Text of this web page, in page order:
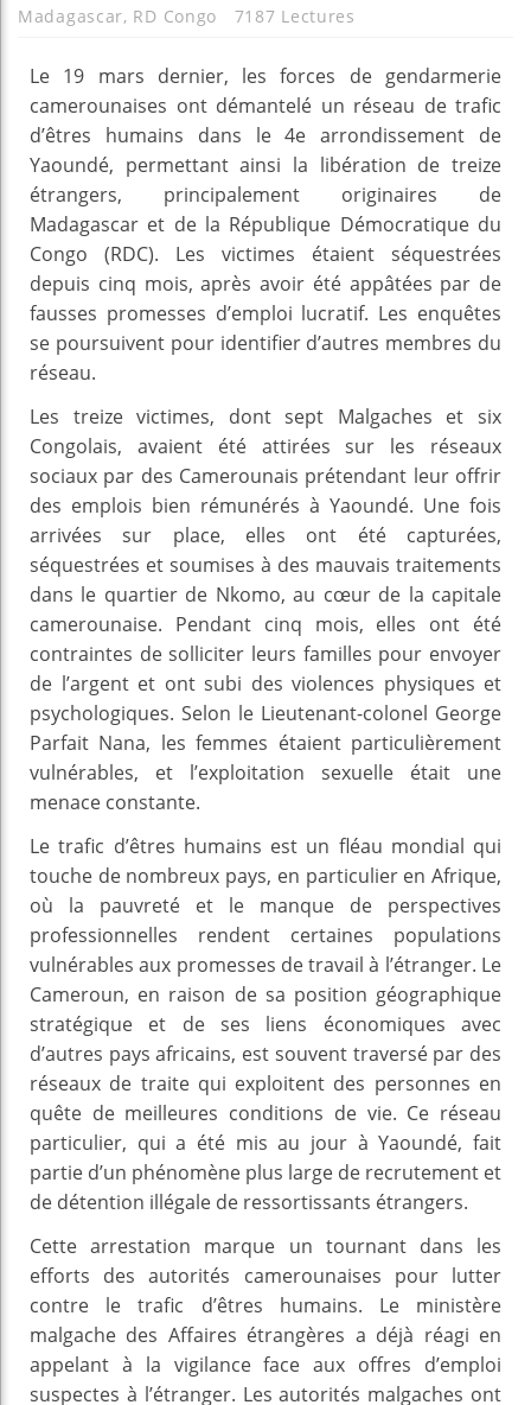
Madagascar, RD Congo 7187 Lectures
Le 19 mars dernier, les forces de gendarmerie
camerounaises ont démantelé un réseau de trafic
d’êtres humains dans le 4e arrondissement de
Yaoundé, permettant ainsi la libération de treize
étrangers, principalement originaires de
Madagascar et de la République Démocratique du
Congo (RDC). Les victimes étaient séquestrées
depuis cinq mois, après avoir été appâtées par de
fausses promesses d’emploi lucratif. Les enquêtes
se poursuivent pour identifier d’autres membres du
réseau.
Les treize victimes, dont sept Malgaches et six
Congolais, avaient été attirées sur les réseaux
sociaux par des Camerounais prétendant leur offrir
des emplois bien rémunérés à Yaoundé. Une fois
arrivées sur place, elles ont été capturées,
séquestrées et soumises à des mauvais traitements
dans le quartier de Nkomo, au cœur de la capitale
camerounaise. Pendant cinq mois, elles ont été
contraintes de solliciter leurs familles pour envoyer
de l’argent et ont subi des violences physiques et
psychologiques. Selon le Lieutenant-colonel George
Parfait Nana, les femmes étaient particulièrement
vulnérables, et l’exploitation sexuelle était une
menace constante.
Le trafic d’êtres humains est un fléau mondial qui
touche de nombreux pays, en particulier en Afrique,
où la pauvreté et le manque de perspectives
professionnelles rendent certaines populations
vulnérables aux promesses de travail à l’étranger. Le
Cameroun, en raison de sa position géographique
stratégique et de ses liens économiques avec
d’autres pays africains, est souvent traversé par des
réseaux de traite qui exploitent des personnes en
quête de meilleures conditions de vie. Ce réseau
particulier, qui a été mis au jour à Yaoundé, fait
partie d’un phénomène plus large de recrutement et
de détention illégale de ressortissants étrangers.
Cette arrestation marque un tournant dans les
efforts des autorités camerounaises pour lutter
contre le trafic d’êtres humains. Le ministère
malgache des Affaires étrangères a déjà réagi en
appelant à la vigilance face aux offres d’emploi
suspectes à l’étranger. Les autorités malgaches ont